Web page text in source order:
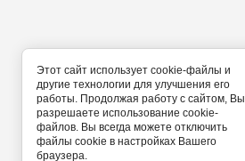
Этот сайт использует cookie-файлы и
другие технологии для улучшения его
работы. Продолжая работу с сайтом, Вы
разрешаете использование cookie-
файлов. Вы всегда можете отключить
файлы cookie в настройках Вашего
браузера.